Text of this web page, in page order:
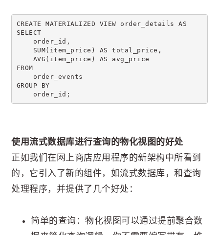
CREATE MATERIALIZED VIEW order_details AS
SELECT
order_id,
SUM(item_price) AS total_price,
AVG(item_price) AS avg_price
FROM
order_events
GROUP BY
order_id;
使用流式数据库进行查询的物化视图的好处
正如我们在网上商店应用程序的新架构中所看到
的，它引入了新的组件，如流式数据库，和查询
处理程序，并提供了几个好处：
简单的查询：物化视图可以通过提前聚合数